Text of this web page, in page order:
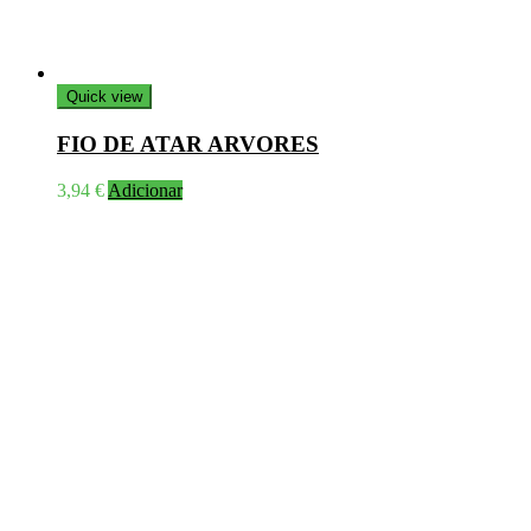
Quick view
FIO DE ATAR ARVORES
3,94 € Adicionar